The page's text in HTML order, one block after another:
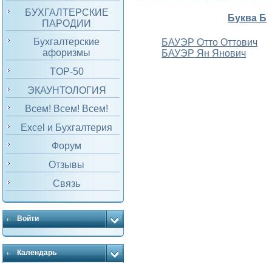
БУХГАЛТЕРСКИЕ
ПАРОДИИ
Бухгалтерские
афоризмы
TOP-50
ЭКАУНТОЛОГИЯ
Всем! Всем! Всем!
Excel и Бухгалтерия
Форум
Отзывы
Связь
Войти
Календарь
Буква Б
БАУЭР Отто Оттович
БАУЭР Ян Янович